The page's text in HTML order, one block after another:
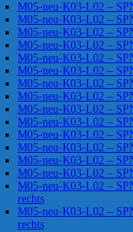
M05-neu-K03-L02 –
M05-neu-K03-L02 –
M05-neu-K03-L02 –
M05-neu-K03-L02 –
M05-neu-K03-L02 –
M05-neu-K03-L02 –
M05-neu-K03-L02 –
M05-neu-K03-L02 –
M05-neu-K03-L02 –
M05-neu-K03-L02 –
M05-neu-K03-L02 –
M05-neu-K03-L02 –
M05-neu-K03-L02 –
M05-neu-K03-L02 –
M05-neu-K03-L02 –
rechts
M05-neu-K03-L02 –
rechts